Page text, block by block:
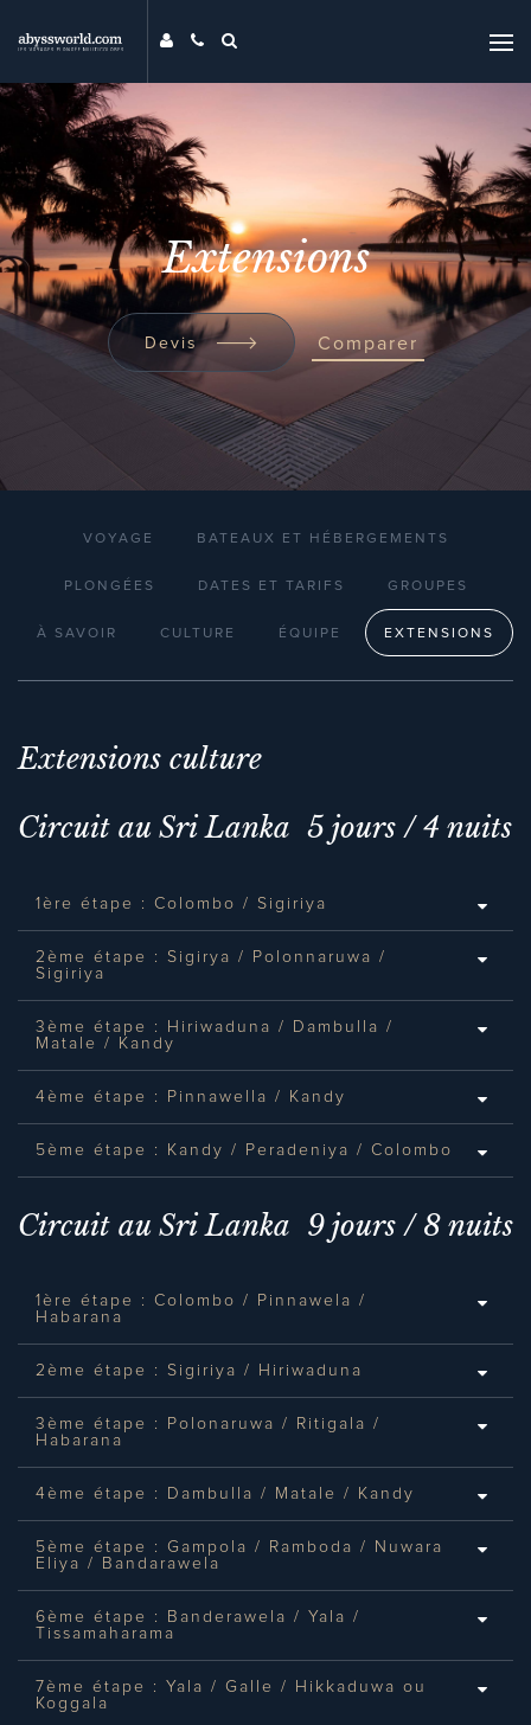
MON ABYSS
CONTACT
COMPARER
UNIVERS ABYSS
EVENTS
Extensions
Devis Comparer
VOYAGE BATEAUX ET HÉBERGEMENTS
PLONGÉES DATES ET TARIFS GROUPES
À SAVOIR CULTURE ÉQUIPE EXTENSIONS
Extensions culture
Circuit au Sri Lanka 5 jours / 4 nuits
1ère étape : Colombo / Sigiriya
2ème étape : Sigirya / Polonnaruwa /
Sigiriya
3ème étape : Hiriwaduna / Dambulla /
Matale / Kandy
4ème étape : Pinnawella / Kandy
5ème étape : Kandy / Peradeniya / Colombo
Circuit au Sri Lanka 9 jours / 8 nuits
1ère étape : Colombo / Pinnawela /
Habarana
2ème étape : Sigiriya / Hiriwaduna
3ème étape : Polonaruwa / Ritigala /
Habarana
4ème étape : Dambulla / Matale / Kandy
5ème étape : Gampola / Ramboda / Nuwara
Eliya / Bandarawela
6ème étape : Banderawela / Yala /
Tissamaharama
7ème étape : Yala / Galle / Hikkaduwa ou
Koggala